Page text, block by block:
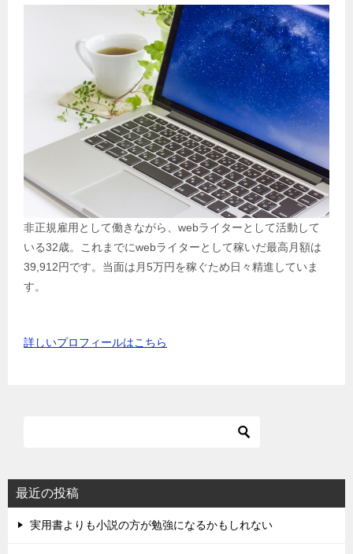
非正規雇用として働きながら、webライターとして活動して
いる32歳。これまでにwebライターとして稼いだ最高月額は
39,912円です。当面は月5万円を稼ぐため日々精進していま
す。
詳しいプロフィールはこちら
最近の投稿
実用書よりも小説の方が勉強になるかもしれない